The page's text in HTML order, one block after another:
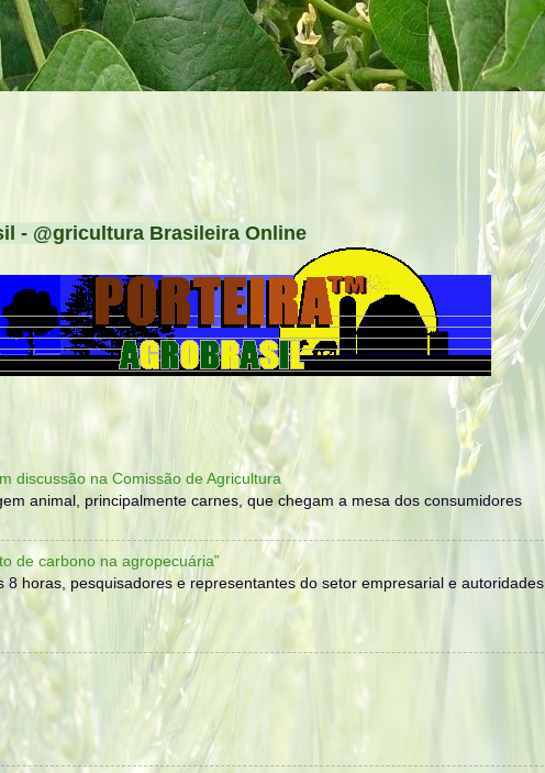
- @gricultura Brasileira Online
discussão na Comissão de Agricultura
animal, principalmente carnes, que chegam a mesa dos consumidores
de carbono na agropecuária”
8 horas, pesquisadores e representantes do setor empresarial e autoridades